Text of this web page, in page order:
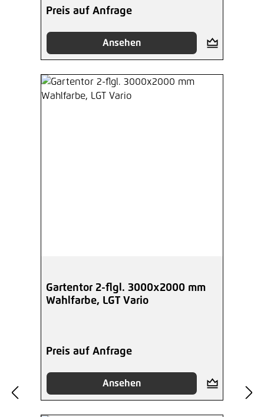
Preis auf Anfrage
Ansehen
Gartentor 2-flgl. 3000x2000 mm
Wahlfarbe, LGT Vario
Preis auf Anfrage
Ansehen